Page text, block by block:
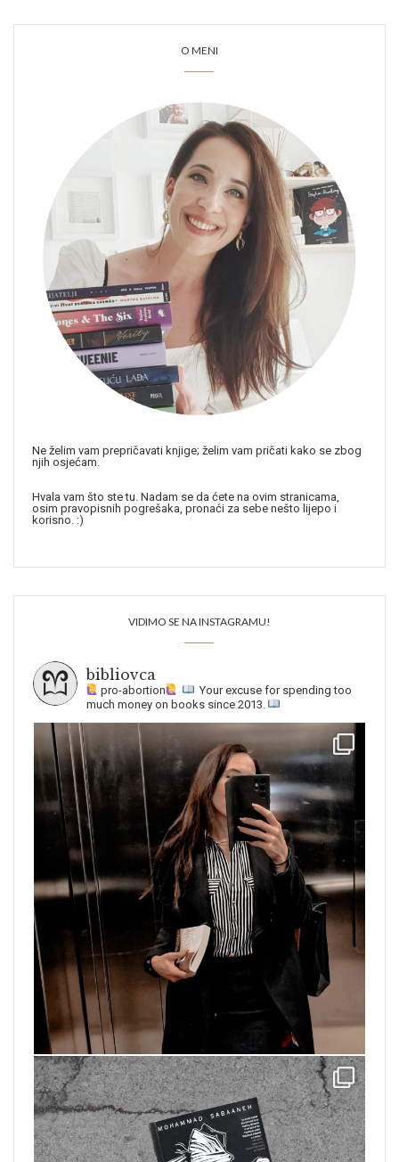
O MENI
Ne želim vam prepričavati knjige; želim vam pričati kako se zbog
njih osjećam.
Hvala vam što ste tu. Nadam se da ćete na ovim stranicama,
osim pravopisnih pogrešaka, pronaći za sebe nešto lijepo i
korisno. :)
VIDIMO SE NA INSTAGRAMU!
bibliovca
pro-abortion
Your excuse for spending too
much money on books since 2013.